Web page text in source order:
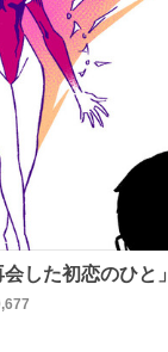
した初恋のひと」